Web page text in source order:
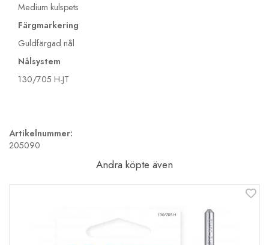
Medium kulspets
Färgmarkering
Guldfärgad nål
Nålsystem
130/705 H-JT
Artikelnummer:
205090
Andra köpte även